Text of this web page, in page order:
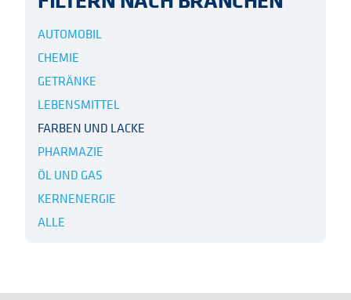
AUTOMOBIL
CHEMIE
GETRÄNKE
LEBENSMITTEL
FARBEN UND LACKE
PHARMAZIE
ÖL UND GAS
KERNENERGIE
ALLE